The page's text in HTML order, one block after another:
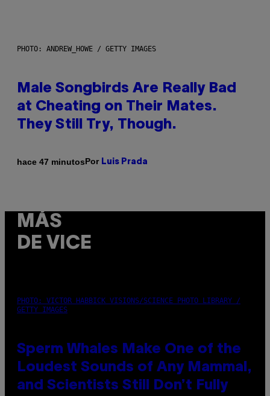
PHOTO: ANDREW_HOWE / GETTY IMAGES
Male Songbirds Are Really Bad
at Cheating on Their Mates.
They Still Try, Though.
hace 47 minutosPor Luis Prada
MÁS
DE VICE
PHOTO: VICTOR HABBICK VISIONS/SCIENCE PHOTO LIBRARY /
GETTY IMAGES
Sperm Whales Make One of the
Loudest Sounds of Any Mammal,
and Scientists Still Don’t Fully